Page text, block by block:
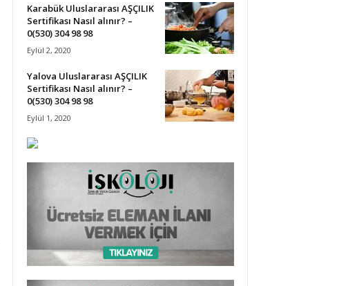
Karabük Uluslararası AŞÇILIK
Sertifikası Nasıl alınır? –
0(530) 304 98 98
Eylül 2, 2020
Yalova Uluslararası AŞÇILIK
Sertifikası Nasıl alınır? –
0(530) 304 98 98
Eylül 1, 2020